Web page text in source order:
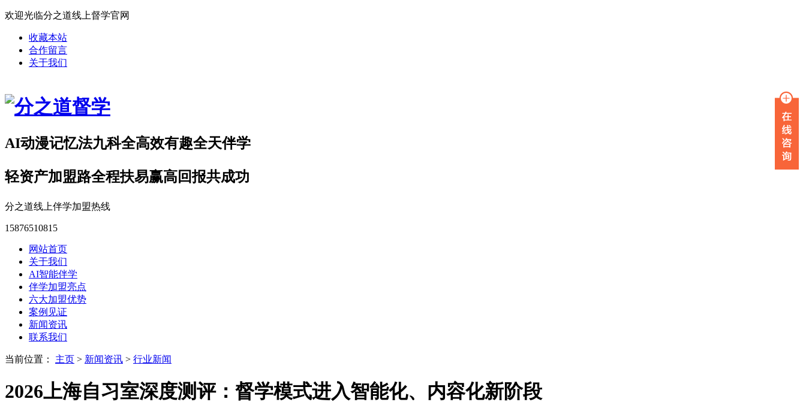
欢迎光临分之道线上督学官网
收藏本站
合作留言
关于我们
AI动漫记忆法九科全高效有趣全天伴学
轻资产加盟路全程扶易赢高回报共成功
分之道线上伴学加盟热线
15876510815
网站首页
关于我们
AI智能伴学
伴学加盟亮点
六大加盟优势
案例见证
新闻资讯
联系我们
当前位置： 主页 > 新闻资讯 > 行业新闻
2026上海自习室深度测评：督学模式进入智能化、内容化新阶段